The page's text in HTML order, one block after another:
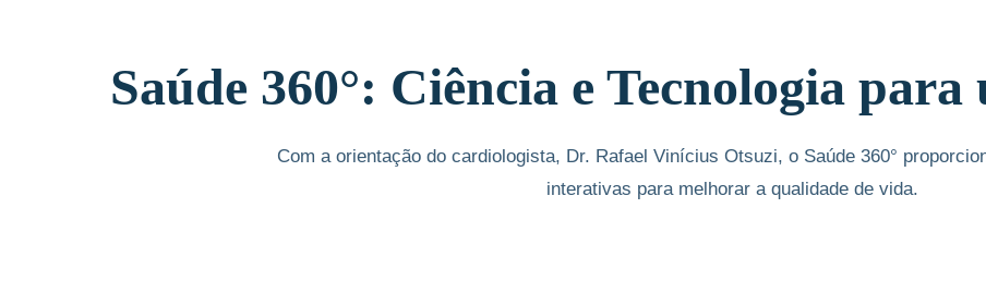
Saúde 360°: Ciência e Tecnologia
Com a orientação do cardiologista, Dr. Rafael Vinícius Otsuzi, o Saúde 360°
interativas para melhorar a qualidade de vida.